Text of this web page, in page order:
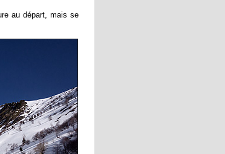
au départ, mais se